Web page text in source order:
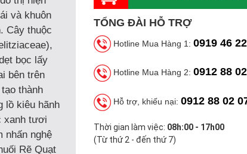
và khuôn
Cây thuộc
bọc lấy
bên trên
thành
lồ kiêu hãnh
xanh tươi
nhấn nghệ
Rẽ Quạt
TỔNG ĐÀI HỖ TRỢ
Hotline Mua Hàng 1: 0919 46
Hotline Mua Hàng 2: 0912 88
Hỗ trợ, khiếu nại: 0912 88 02
Thời gian làm việc: 08h:00 - 17h00
(Từ thứ 2 - đến thứ 7)